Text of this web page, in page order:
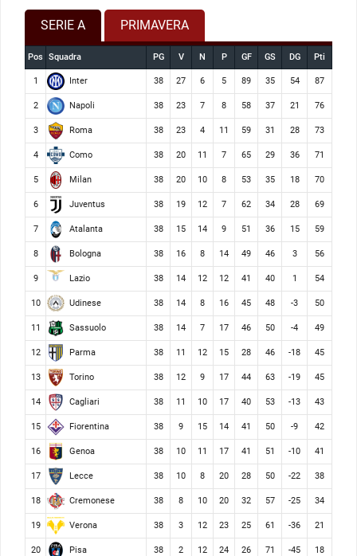
SERIE A PRIMAVERA
Pos Squadra PG V N P GF GS DG Pti
1 Inter 38 27 6 5 89 35 54 87
2 Napoli 38 23 7 8 58 37 21 76
3 Roma 38 23 4 11 59 31 28 73
4 Como 38 20 11 7 65 29 36 71
5 Milan 38 20 10 8 53 35 18 70
6 Juventus 38 19 12 7 62 34 28 69
7 Atalanta 38 15 14 9 51 36 15 59
8 Bologna 38 16 8 14 49 46 3 56
9 Lazio 38 14 12 12 41 40 1 54
10 Udinese 38 14 8 16 45 48 -3 50
11 Sassuolo 38 14 7 17 46 50 -4 49
12 Parma 38 11 12 15 28 46 -18 45
13 Torino 38 12 9 17 44 63 -19 45
14 Cagliari 38 11 10 17 40 53 -13 43
15 Fiorentina 38 9 15 14 41 50 -9 42
16 Genoa 38 10 11 17 41 51 -10 41
17 Lecce 38 10 8 20 28 50 -22 38
18 Cremonese 38 8 10 20 32 57 -25 34
19 Verona 38 3 12 23 25 61 -36 21
20 Pisa 38 2 12 24 26 71 -45 18